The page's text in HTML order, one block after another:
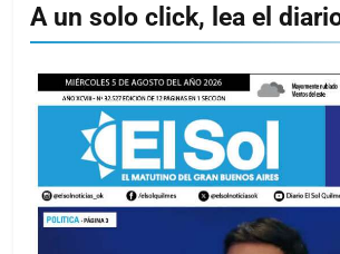
A un solo click, lea el